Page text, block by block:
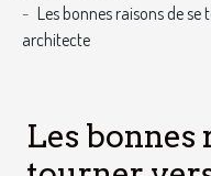
Les bonnes raisons de
architecte
Les bonnes